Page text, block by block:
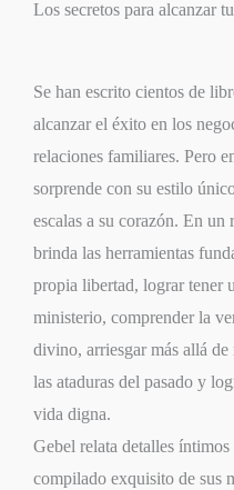
Los secretos para alcanzar
Se han escrito cientos de
alcanzar el éxito en los
relaciones familiares. Pero
sorprende con su estilo
escalas a su corazón. En
brinda las herramientas
propia libertad, lograr tener
ministerio, comprender la
divino, arriesgar más allá
las ataduras del pasado y
vida digna.
Gebel relata detalles
compilado exquisito de sus